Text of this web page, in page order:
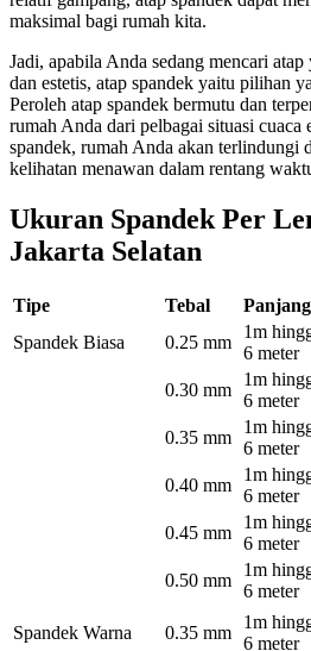
maksimal bagi rumah kita.
Jadi, apabila Anda sedang mencari
dan estetis, atap spandek yaitu pilihan
Peroleh atap spandek bermutu dan
rumah Anda dari pelbagai situasi cuaca
spandek, rumah Anda akan terlindungi
kelihatan menawan dalam rentang
Ukuran Spandek Per
Jakarta Selatan
Tipe Tebal Panjang
Spandek Biasa
0.25 mm
1m
6 meter
0.30 mm
1m
6 meter
0.35 mm
1m
6 meter
0.40 mm
1m
6 meter
0.45 mm
1m
6 meter
0.50 mm
1m
6 meter
Spandek Warna 0.35 mm
1m
6 meter